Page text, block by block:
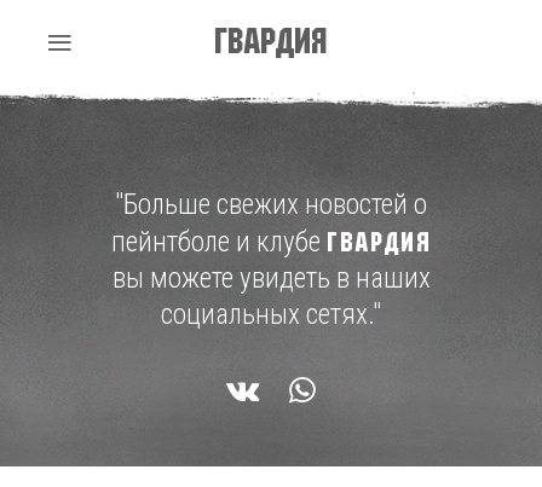
Гвардия
"Больше свежих новостей о
пейнтболе и клубе
ГВАРДИЯ
вы можете увидеть в наших
социальных сетях."